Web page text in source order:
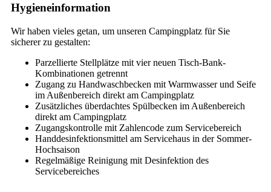
Hygieneinformation
Wir haben vieles getan, um unseren Campingplatz für Sie
sicherer zu gestalten:
Parzellierte Stellplätze mit vier neuen Tisch-Bank-
Kombinationen getrennt
Zugang zu Handwaschbecken mit Warmwasser und Seife
im Außenbereich direkt am Campingplatz
Zusätzliches überdachtes Spülbecken im Außenbereich
direkt am Campingplatz
Zugangskontrolle mit Zahlencode zum Servicebereich
Handdesinfektionsmittel am Servicehaus in der Sommer-
Hochsaison
Regelmäßige Reinigung mit Desinfektion des
Servicebereiches